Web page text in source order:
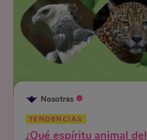
Nosotras
TENDENCIAS
¿Qué espíritu animal del